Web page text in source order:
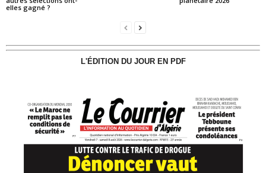
elles gagné ?
L'ÉDITION DU JOUR EN PDF